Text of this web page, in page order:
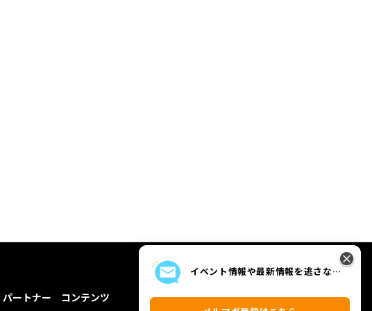
パートナー コンテンツ コーポレート
イベント情報や最新情報を逃さな